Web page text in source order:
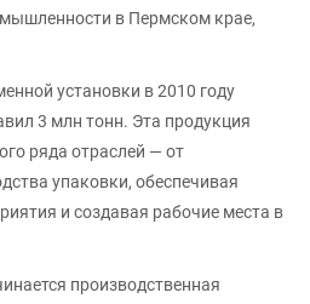
в Пермском крае,
установки в 2010 году
3 млн тонн. Эта продукция
ряда отраслей — от
упаковки, обеспечивая
и создавая рабочие места в
производственная